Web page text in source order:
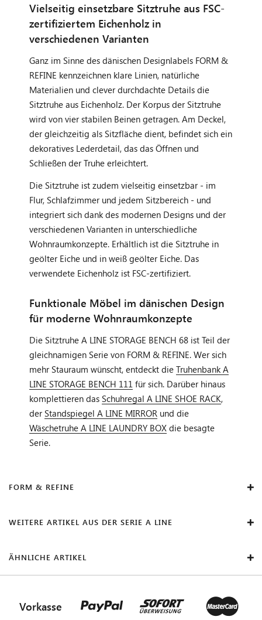
Vielseitig einsetzbare Sitztruhe aus FSC-
zertifiziertem Eichenholz in
verschiedenen Varianten
Ganz im Sinne des dänischen Designlabels FORM &
REFINE kennzeichnen klare Linien, natürliche
Materialien und clever durchdachte Details die
Sitztruhe aus Eichenholz. Der Korpus der Sitztruhe
wird von vier stabilen Beinen getragen. Am Deckel,
der gleichzeitig als Sitzfläche dient, befindet sich ein
dekoratives Lederdetail, das das Öffnen und
Schließen der Truhe erleichtert.
Die Sitztruhe ist zudem vielseitig einsetzbar - im
Flur, Schlafzimmer und jedem Sitzbereich - und
integriert sich dank des modernen Designs und der
verschiedenen Varianten in unterschiedliche
Wohnraumkonzepte. Erhältlich ist die Sitztruhe in
geölter Eiche und in weiß geölter Eiche. Das
verwendete Eichenholz ist FSC-zertifiziert.
Funktionale Möbel im dänischen Design
für moderne Wohnraumkonzepte
Die Sitztruhe A LINE STORAGE BENCH 68 ist Teil der
gleichnamigen Serie von FORM & REFINE. Wer sich
mehr Stauraum wünscht, entdeckt die Truhenbank A
LINE STORAGE BENCH 111 für sich. Darüber hinaus
komplettieren das Schuhregal A LINE SHOE RACK,
derStandspiegel A LINE MIRROR und die
Wäschetruhe A LINE LAUNDRY BOX die besagte
Serie.
FORM & REFINE
WEITERE ARTIKEL AUS DER SERIE A LINE
ÄHNLICHE ARTIKEL
Vorkasse